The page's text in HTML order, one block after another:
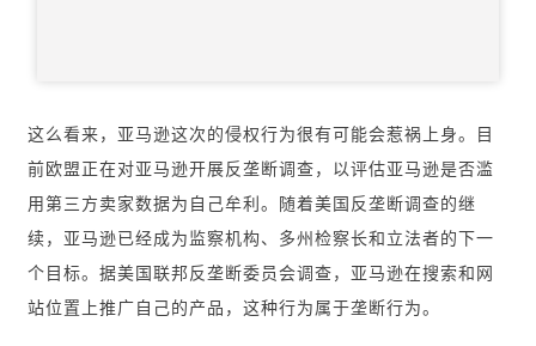
首
页
这么看来，亚马逊这次的侵权行为很有可能会惹祸上身。目
前欧盟正在对亚马逊开展反垄断调查，以评估亚马逊是否滥
用第三方卖家数据为自己牟利。随着美国反垄断调查的继
续，亚马逊已经成为监察机构、多州检察长和立法者的下一
个目标。据美国联邦反垄断委员会调查，亚马逊在搜索和网
站位置上推广自己的产品，这种行为属于垄断行为。